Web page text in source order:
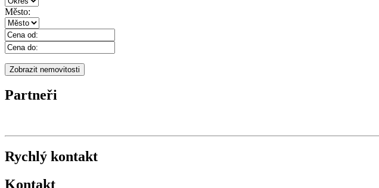
Město:
Partneři
Rychlý kontakt
Kontakt